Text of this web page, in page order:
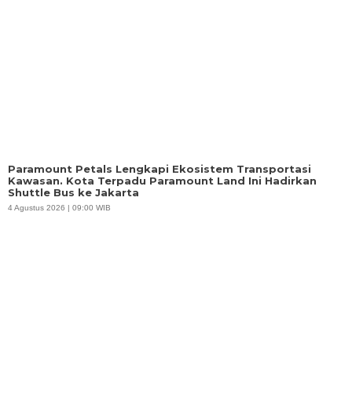
Paramount Petals Lengkapi Ekosistem Transportasi
Kawasan. Kota Terpadu Paramount Land Ini Hadirkan
Shuttle Bus ke Jakarta
4 Agustus 2026 | 09:00 WIB